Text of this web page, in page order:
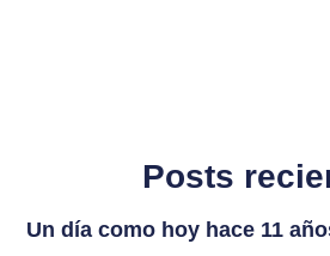
Posts
Un día como hoy hace 11